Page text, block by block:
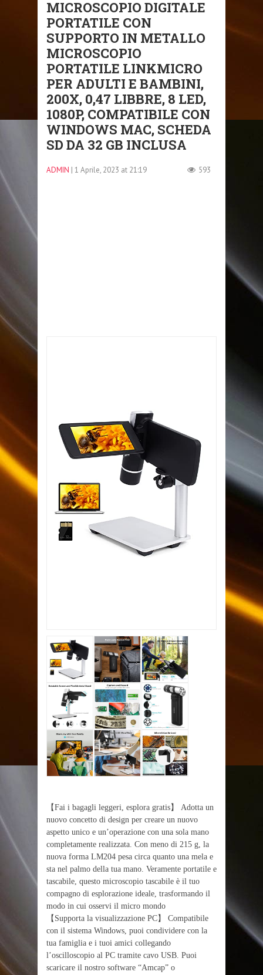
MICROSCOPIO DIGITALE
PORTATILE CON
SUPPORTO IN METALLO
MICROSCOPIO
PORTATILE LINKMICRO
PER ADULTI E BAMBINI,
200X, 0,47 LIBBRE, 8 LED,
1080P, COMPATIBILE CON
WINDOWS MAC, SCHEDA
SD DA 32 GB INCLUSA
ADMIN | 1 Aprile, 2023 at 21:19 593
【Fai i bagagli leggeri, esplora gratis】 Adotta un
nuovo concetto di design per creare un nuovo
aspetto unico e un’operazione con una sola mano
completamente realizzata. Con meno di 215 g, la
nuova forma LM204 pesa circa quanto una mela e
sta nel palmo della tua mano. Veramente portatile e
tascabile, questo microscopio tascabile è il tuo
compagno di esplorazione ideale, trasformando il
modo in cui osservi il micro mondo
【Supporta la visualizzazione PC】 Compatibile
con il sistema Windows, puoi condividere con la
tua famiglia e i tuoi amici collegando
l’oscilloscopio al PC tramite cavo USB. Puoi
scaricare il nostro software “Amcap” o